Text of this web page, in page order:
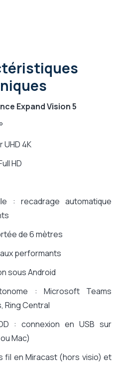
Expand Vision 5
4K
HD
: recadrage automatique
de 6 mètres
performants
sous Android
: Microsoft Teams
Ring Central
: connexion en USB sur
Mac)
fil en Miracast (hors visio) et